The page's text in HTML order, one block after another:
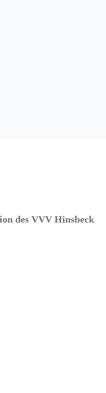
des VVV Hinsbeck